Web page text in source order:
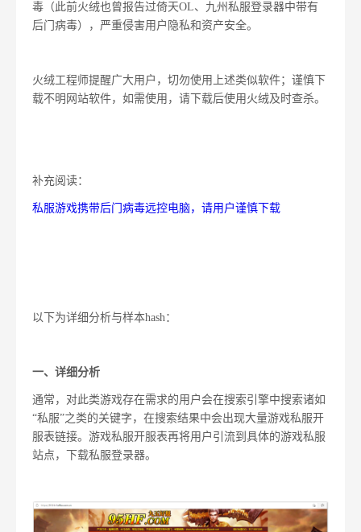
毒（此前火绒也曾报告过倚天OL、九州私服登录器中带有
后门病毒），严重侵害用户隐私和资产安全。
火绒工程师提醒广大用户，切勿使用上述类似软件；谨慎下
载不明网站软件，如需使用，请下载后使用火绒及时查杀。
补充阅读：
私服游戏携带后门病毒远控电脑，请用户谨慎下载
以下为详细分析与样本hash：
一、 详细分析
通常，对此类游戏存在需求的用户会在搜索引擎中搜索诸如
“私服”之类的关键字，在搜索结果中会出现大量游戏私服开
服表链接。游戏私服开服表再将用户引流到具体的游戏私服
站点，下载私服登录器。